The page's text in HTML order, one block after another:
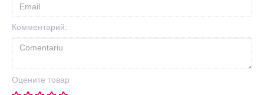
Комментарий:
Оцените товар